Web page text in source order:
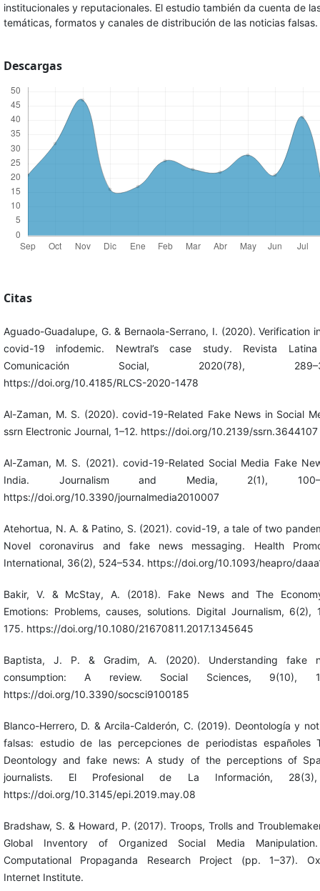
institucionales y reputacionales. El estudio también da cuenta de
temáticas, formatos y canales de distribución de las noticias falsas.
Descargas
Citas
Aguado-Guadalupe, G. & Bernaola-Serrano, I. (2020). Verification
covid-19 infodemic. Newtral’s case study. Revista
Comunicación Social, 2020(78),
https://doi.org/10.4185/RLCS-2020-1478
Al-Zaman, M. S. (2020). covid-19-Related Fake News in Social
ssrn Electronic Journal, 1–12. https://doi.org/10.2139/ssrn.3644107
Al-Zaman, M. S. (2021). covid-19-Related Social Media Fake
India. Journalism and Media, 2(1),
https://doi.org/10.3390/journalmedia2010007
Atehortua, N. A. & Patino, S. (2021). covid-19, a tale of two
Novel coronavirus and fake news messaging. Health
International, 36(2), 524–534. https://doi.org/10.1093/heapro/
Bakir, V. & McStay, A. (2018). Fake News and The
Emotions: Problems, causes, solutions. Digital Journalism, 6(2),
175. https://doi.org/10.1080/21670811.2017.1345645
Baptista, J. P. & Gradim, A. (2020). Understanding fake
consumption: A review. Social Sciences, 9(10),
https://doi.org/10.3390/socsci9100185
Blanco-Herrero, D. & Arcila-Calderón, C. (2019). Deontología y
falsas: estudio de las percepciones de periodistas españoles
Deontology and fake news: A study of the perceptions of
journalists. El Profesional de La Información,
https://doi.org/10.3145/epi.2019.may.08
Bradshaw, S. & Howard, P. (2017). Troops, Trolls and
Global Inventory of Organized Social Media
Computational Propaganda Research Project (pp. 1–37).
Internet Institute.